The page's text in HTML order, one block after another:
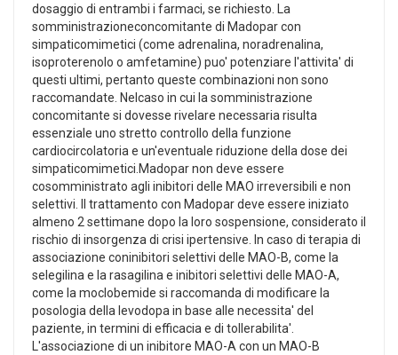
dosaggio di entrambi i farmaci, se richiesto. La
somministrazioneconcomitante di Madopar con
simpaticomimetici (come adrenalina, noradrenalina,
isoproterenolo o amfetamine) puo' potenziare l'attivita' di
questi ultimi, pertanto queste combinazioni non sono
raccomandate. Nelcaso in cui la somministrazione
concomitante si dovesse rivelare necessaria risulta
essenziale uno stretto controllo della funzione
cardiocircolatoria e un'eventuale riduzione della dose dei
simpaticomimetici.Madopar non deve essere
cosomministrato agli inibitori delle MAO irreversibili e non
selettivi. Il trattamento con Madopar deve essere iniziato
almeno 2 settimane dopo la loro sospensione, considerato il
rischio di insorgenza di crisi ipertensive. In caso di terapia di
associazione coninibitori selettivi delle MAO-B, come la
selegilina e la rasagilina e inibitori selettivi delle MAO-A,
come la moclobemide si raccomanda di modificare la
posologia della levodopa in base alle necessita' del
paziente, in termini di efficacia e di tollerabilita'.
L'associazione di un inibitore MAO-A con un MAO-B